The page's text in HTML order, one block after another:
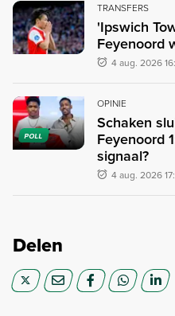
TRANSFERS
'Ipswich
Feyenoord
4 aug. 2026
POLL
OPINIE
Schaken
Feyenoord
signaal?
4 aug. 2026
Delen